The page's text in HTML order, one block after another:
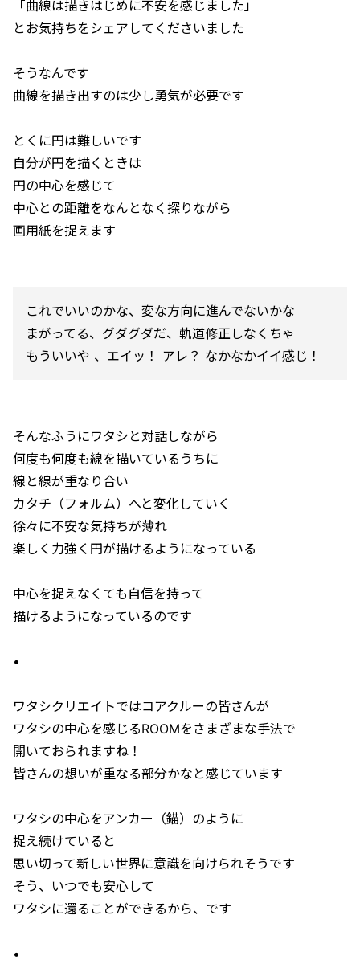
「曲線は描きはじめに不安を感じました」
とお気持ちをシェアしてくださいました
そうなんです
曲線を描き出すのは少し勇気が必要です
とくに円は難しいです
自分が円を描くときは
円の中心を感じて
中心との距離をなんとなく探りながら
画用紙を捉えます
これでいいのかな、変な方向に進んでないかな
まがってる、グダグダだ、軌道修正しなくちゃ
もういいや 、エイッ！ アレ？ なかなかイイ感じ！
そんなふうにワタシと対話しながら
何度も何度も線を描いているうちに
線と線が重なり合い
カタチ（フォルム）へと変化していく
徐々に不安な気持ちが薄れ
楽しく力強く円が描けるようになっている
中心を捉えなくても自信を持って
描けるようになっているのです
•
ワタシクリエイトではコアクルーの皆さんが
ワタシの中心を感じるROOMをさまざまな手法で
開いておられますね！
皆さんの想いが重なる部分かなと感じています
ワタシの中心をアンカー（錨）のように
捉え続けていると
思い切って新しい世界に意識を向けられそうです
そう、いつでも安心して
ワタシに還ることができるから、です
•